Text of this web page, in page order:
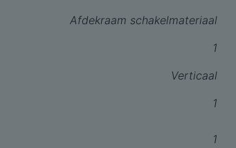
Afdekraam schakelmateriaal
1
Verticaal
1
1